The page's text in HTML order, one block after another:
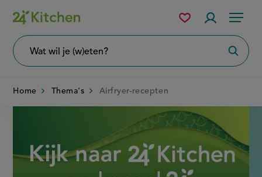
Overslaan
en
naar
Menu
wil
Mijn
bewaarde
Home Thema's Airfryer-recepten